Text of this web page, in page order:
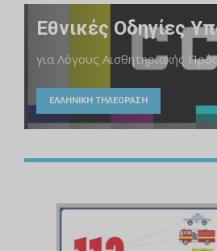
Εθνικές Οδηγίες
για Λόγους Αισθητηριακής
ΕΛΛΗΝΙΚΗ ΤΗΛΕΟΡΑΣΗ